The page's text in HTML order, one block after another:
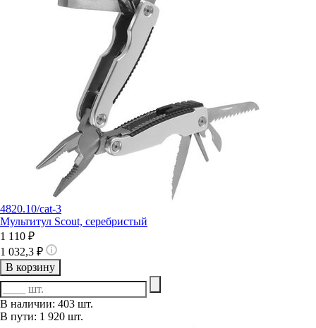
4820.10/cat-3
Мультитул Scout, серебристый
1 110 ₽
1 032,3 ₽
В корзину
В наличии: 403 шт.
В пути: 1 920 шт.